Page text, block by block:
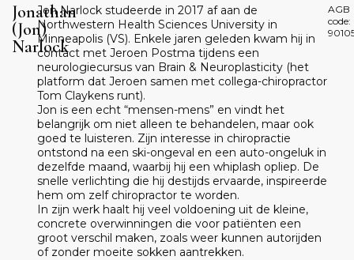
Jonathan
(Jon)
Narlock
Jon Narlock studeerde in 2017 af aan de
Northwestern Health Sciences University in
Minneapolis (VS). Enkele jaren geleden kwam hij in
contact met Jeroen Postma tijdens een
neurologiecursus van Brain & Neuroplasticity (het
platform dat Jeroen samen met collega-chiropractor
Tom Claykens runt).
Jon is een echt “mensen-mens” en vindt het
belangrijk om niet alleen te behandelen, maar ook
goed te luisteren. Zijn interesse in chiropractie
ontstond na een ski-ongeval en een auto-ongeluk in
dezelfde maand, waarbij hij een whiplash opliep. De
snelle verlichting die hij destijds ervaarde, inspireerde
hem om zelf chiropractor te worden.
In zijn werk haalt hij veel voldoening uit de kleine,
concrete overwinningen die voor patiënten een
groot verschil maken, zoals weer kunnen autorijden
of zonder moeite sokken aantrekken.
AGB
code: